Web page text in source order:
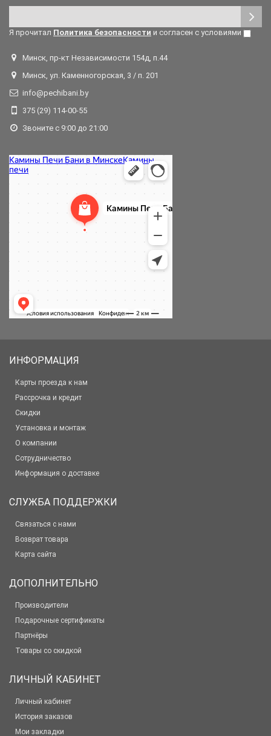
Я прочитал Политика безопасности и согласен с условиями
Минск, пр-кт Независимости 154д, п.44
Минск, ул. Каменногорская, 3 / п. 201
info@pechibani.by
375 (29) 114-00-55
Звоните с 9:00 до 21:00
ИНФОРМАЦИЯ
Карты проезда к нам
Рассрочка и кредит
Скидки
Установка и монтаж
О компании
Сотрудничество
Информация о доставке
СЛУЖБА ПОДДЕРЖКИ
Связаться с нами
Возврат товара
Карта сайта
ДОПОЛНИТЕЛЬНО
Производители
Подарочные сертификаты
Партнёры
Товары со скидкой
ЛИЧНЫЙ КАБИНЕТ
Личный кабинет
История заказов
Мои закладки